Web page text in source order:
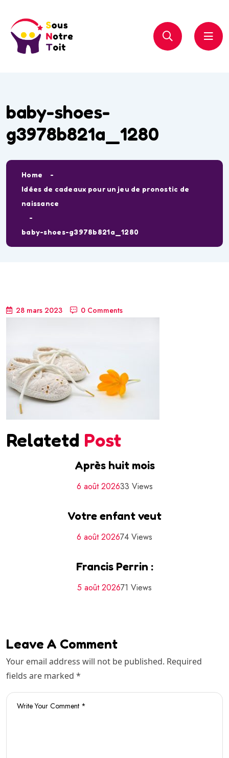
baby-shoes-
g3978b821a_1280
Home
Idées de cadeaux pour un jeu de pronostic de
naissance
baby-shoes-g3978b821a_1280
28 mars 2023 0 Comments
Relatetd Post
Après huit mois
6 août 202633 Views
Votre enfant veut
6 août 202674 Views
Francis Perrin :
5 août 202671 Views
Leave A Comment
Your email address will not be published. Required
fields are marked *